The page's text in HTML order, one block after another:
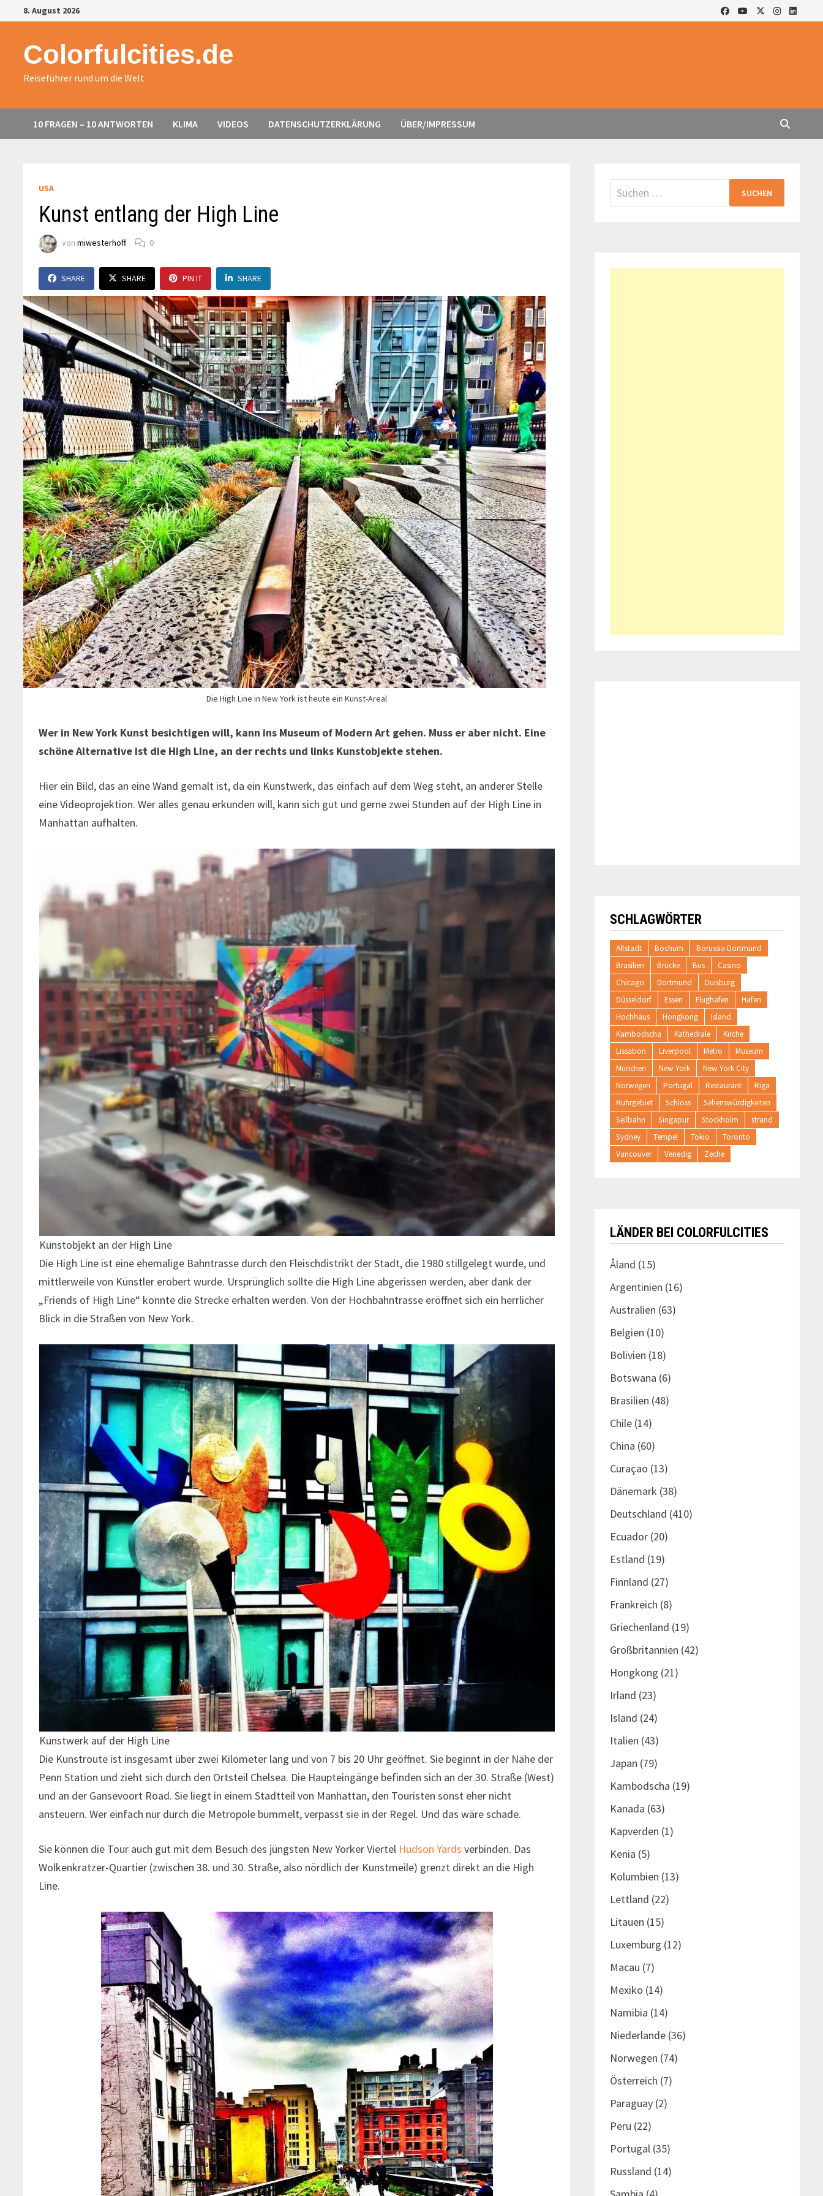
Zurück
zum
8. August 2026
Colorfulcities.de
Reiseführer rund um die Welt
10 FRAGEN – 10 ANTWORTEN KLIMA VIDEOS DATENSCHUTZERKLÄRUNG ÜBER/IMPRESSUM
USA
Kunst entlang der High Line
vonmiwesterhoff 0
SHARE SHARE PIN IT SHARE
Die High Line in New York ist heute ein Kunst-Areal
Wer in New York Kunst besichtigen will, kann ins Museum of Modern Art gehen. Muss er aber nicht. Eine
schöne Alternative ist die High Line, an der rechts und links Kunstobjekte stehen.
Hier ein Bild, das an eine Wand gemalt ist, da ein Kunstwerk, das einfach auf dem Weg steht, an anderer Stelle
eine Videoprojektion. Wer alles genau erkunden will, kann sich gut und gerne zwei Stunden auf der High Line in
Manhattan aufhalten.
Kunstobjekt an der High Line
Die High Line ist eine ehemalige Bahntrasse durch den Fleischdistrikt der Stadt, die 1980 stillgelegt wurde, und
mittlerweile von Künstler erobert wurde. Ursprünglich sollte die High Line abgerissen werden, aber dank der
„Friends of High Line“ konnte die Strecke erhalten werden. Von der Hochbahntrasse eröffnet sich ein herrlicher
Blick in die Straßen von New York.
Kunstwerk auf der High Line
Die Kunstroute ist insgesamt über zwei Kilometer lang und von 7 bis 20 Uhr geöffnet. Sie beginnt in der Nähe der
Penn Station und zieht sich durch den Ortsteil Chelsea. Die Haupteingänge befinden sich an der 30. Straße (West)
und an der Gansevoort Road. Sie liegt in einem Stadtteil von Manhattan, den Touristen sonst eher nicht
ansteuern. Wer einfach nur durch die Metropole bummelt, verpasst sie in der Regel. Und das wäre schade.
Sie können die Tour auch gut mit dem Besuch des jüngsten New Yorker Viertel Hudson Yardsverbinden. Das
Wolkenkratzer-Quartier (zwischen 38. und 30. Straße, also nördlich der Kunstmeile) grenzt direkt an die High
Line.
Suchen
nach:
SCHLAGWÖRTER
Altstadt Bochum
Borussia Dortmund
Brasilien
Brücke Bus
Casino
Chicago
Dortmund
Duisburg
Düsseldorf
Essen Flughafen
Hafen
Hochhaus
Hongkong
Island
Kambodscha
Kathedrale
Kirche
Lissabon
Liverpool Metro
Museum
München
New York
New York City
Norwegen
Portugal Restaurant
Riga
Ruhrgebiet
Schloss
Sehenswürdigkeiten
Seilbahn
Singapur Stockholm
strand
Sydney
Tempel Tokio
Toronto
Vancouver
Venedig Zeche
LÄNDER BEI COLORFULCITIES
Åland (15)
Argentinien (16)
Australien (63)
Belgien (10)
Bolivien (18)
Botswana (6)
Brasilien (48)
Chile(14)
China (60)
Curaçao (13)
Dänemark (38)
Deutschland (410)
Ecuador(20)
Estland (19)
Finnland (27)
Frankreich (8)
Griechenland (19)
Großbritannien (42)
Hongkong (21)
Irland (23)
Island (24)
Italien (43)
Japan (79)
Kambodscha (19)
Kanada (63)
Kapverden (1)
Kenia (5)
Kolumbien (13)
Lettland (22)
Litauen (15)
Luxemburg (12)
Macau (7)
Mexiko (14)
Namibia (14)
Niederlande(36)
Norwegen (74)
Österreich (7)
Paraguay(2)
Peru (22)
Portugal(35)
Russland (14)